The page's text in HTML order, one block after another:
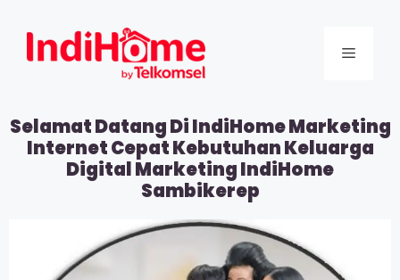
Selamat Datang Di IndiHome Marketing
Internet Cepat Kebutuhan Keluarga
Digital Marketing IndiHome
Sambikerep